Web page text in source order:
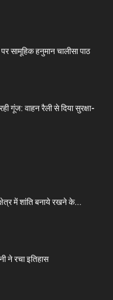
सामूहिक हनुमान चालीसा पाठ
गूंज: वाहन रैली से दिया सुरक्षा-
में शांति बनाये रखने के...
ने रचा इतिहास